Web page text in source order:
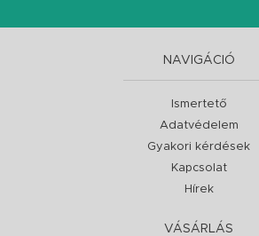
NAVIGÁCIÓ
Ismertető
Adatvédelem
Gyakori kérdések
Kapcsolat
Hírek
VÁSÁRLÁS